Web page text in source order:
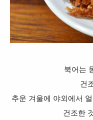
북어는
건
추운 겨울에 야외에서
건조한